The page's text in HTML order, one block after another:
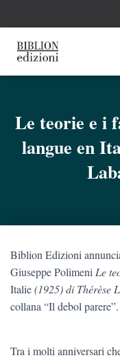
Le teorie e i
langue en
Biblion Edizioni
Giuseppe Polimeni Le
Italie(1925) di Thérèse
collana “Il debol parere”.
Tra i molti anniversari